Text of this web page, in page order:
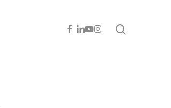
FACEBOOK
LINKEDIN
YOUTUBE
INSTAGRAM